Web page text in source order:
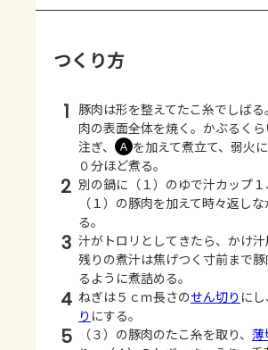
つくり方
1 豚肉は形を整えてたこ糸でしば
肉の表面全体を焼く。かぶるく
注ぎ、
Ａ を加えて煮立て、弱火
０分ほど煮る。
2 別の鍋に（１）のゆで汁カップ１
（１）の豚肉を加えて時々返し
る。
3 汁がトロリとしてきたら、かけ汁
残りの煮汁は焦げつく寸前まで
るように煮詰める。
4 ねぎは５ｃｍ長さのせん切り に
り にする。
5 （３）の豚肉のたこ糸を取り、 薄